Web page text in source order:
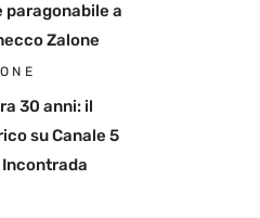
paragonabile a
Zalone
30 anni: il
su Canale 5
Incontrada